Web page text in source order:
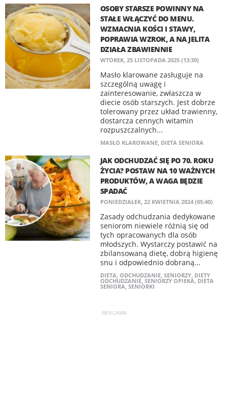
OSOBY STARSZE POWINNY NA
STAŁE WŁĄCZYĆ DO MENU.
WZMACNIA KOŚCI I STAWY,
POPRAWIA WZROK, A NA JELITA
DZIAŁA ZBAWIENNIE
WTOREK, 25 LISTOPADA 2025 (13:30)
Masło klarowane zasługuje na
szczególną uwagę i
zainteresowanie, zwłaszcza w
diecie osób starszych. Jest dobrze
tolerowany przez układ trawienny,
dostarcza cennych witamin
rozpuszczalnych...
MASŁO KLAROWANE, DIETA SENIORA
JAK ODCHUDZAĆ SIĘ PO 70. ROKU
ŻYCIA? POSTAW NA 10 WAŻNYCH
PRODUKTÓW, A WAGA BĘDZIE
SPADAĆ
PONIEDZIAŁEK, 22 KWIETNIA 2024 (05:40)
Zasady odchudzania dedykowane
seniorom niewiele różnią się od
tych opracowanych dla osób
młodszych. Wystarczy postawić na
zbilansowaną dietę, dobrą higienę
snu i odpowiednio dobraną...
DIETA, ODCHUDZANIE, SENIORZY, DIETY
ODCHUDZANIE, SENIORZY OPIEKA, DIETA
SENIORA, SENIORKI
REKLAMA